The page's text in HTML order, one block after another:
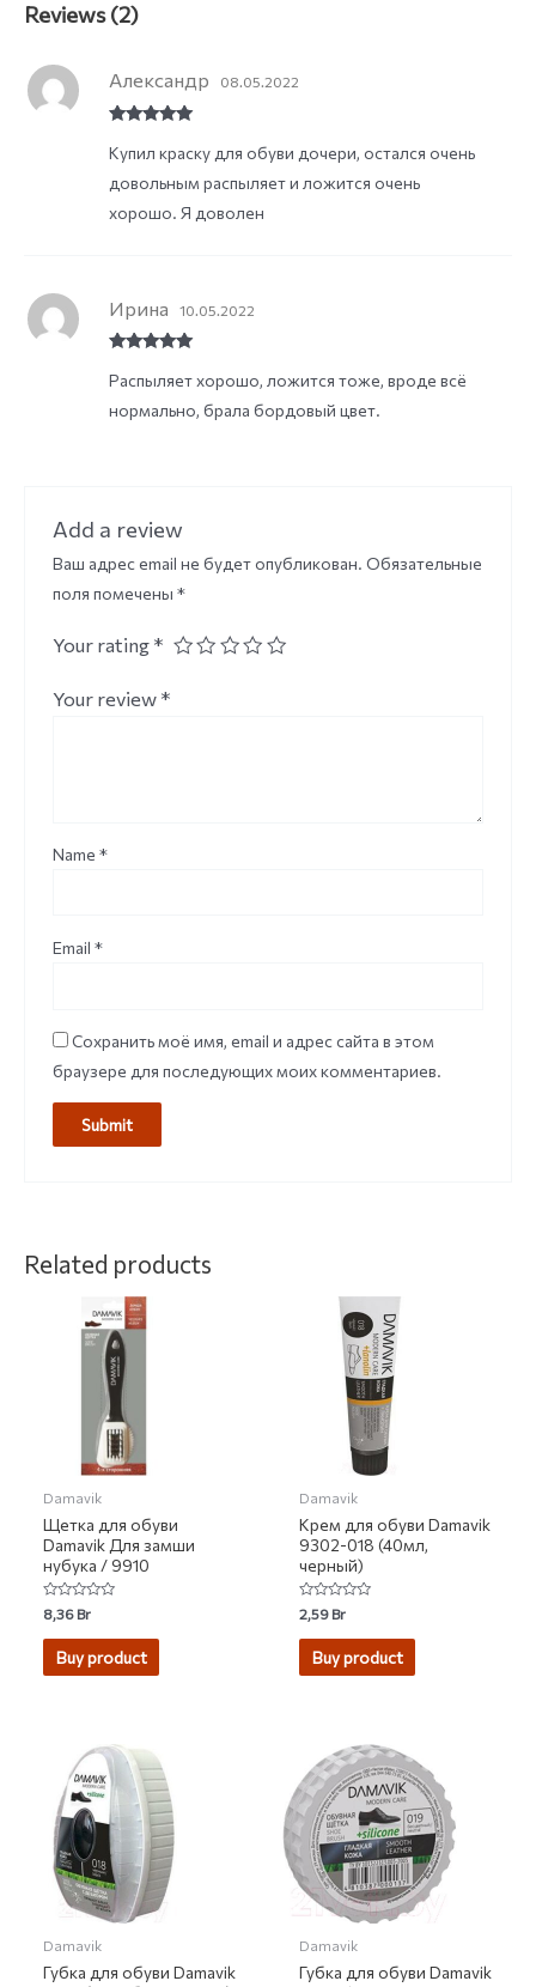
Reviews (2)
of 5
Александр 08.05.2022
Купил краску для обуви дочери, остался очень
довольным распыляет и ложится очень
хорошо. Я доволен
of 5
Ирина 10.05.2022
Распыляет хорошо, ложится тоже, вроде всё
нормально, брала бордовый цвет.
Add a review
Ваш адрес email не будет опубликован. Обязательные
поля помечены *
Your rating *
Your review *
Name *
Email *
Сохранить моё имя, email и адрес сайта в этом
браузере для последующих моих комментариев.
Related products
Damavik
Щетка для обуви
Damavik Для замши
нубука / 9910
Rated
0
out
8,36Br
Buy product
Damavik
Крем для обуви Damavik
9302-018 (40мл,
черный)
Rated
0
out
2,59Br
Buy product
Damavik
Губка для обуви Damavik
Damavik
Губка для обуви Damavik